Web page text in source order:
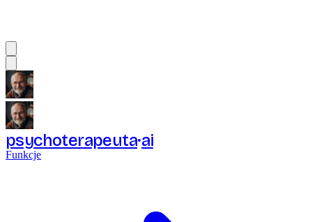
psychoterapeuta ai
Funkcje